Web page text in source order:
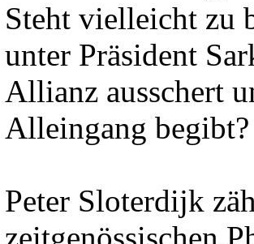
Steht vielleicht zu
unter Präsident
Allianz ausschert
Alleingang begibt?
Peter Sloterdijk